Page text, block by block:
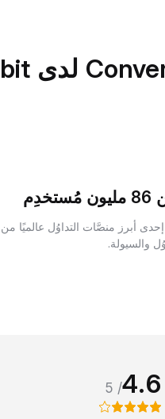
أبرز منصَّات التداوُل عالميًا
والسيولة.
4.6
/ 5